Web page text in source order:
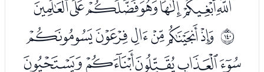
ﭸﭹﭺﭻﭼﭽﭾ
ﲋ ﮀﮁﮂﮃﮄﮅ
ﮆﮇﮈﮉﮊ